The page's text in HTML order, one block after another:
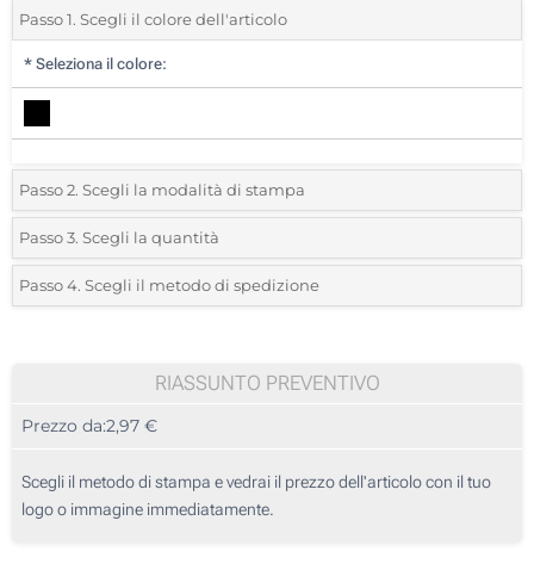
Passo 1. Scegli il colore dell'articolo
* Seleziona il colore:
Passo 2. Scegli la modalità di stampa
*Seleziona la posizione di stampa e il colore del vostro logo:
1 Colore (Su un sottobicchiere)
Incisione Laser (Su un sottobicchiere)
Passo 3. Scegli la quantità
*Quantità desiderata:
20
50
100
Passo 4. Scegli il metodo di spedizione
RIASSUNTO PREVENTIVO
Prezzo da:2,97 €
Scegli il metodo di stampa e vedrai il prezzo dell'articolo con il tuo
logo o immagine immediatamente.